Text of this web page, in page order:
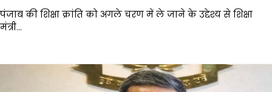
पंजाब की शिक्षा क्रांति को अगले चरण में ले जाने के उद्देश्य से शिक्षा
मंत्री…